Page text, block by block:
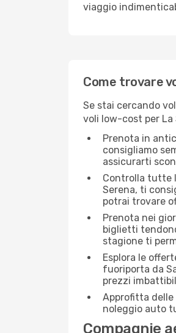
viaggio
Come trovare
Se stai cercando
voli low-cost per La
Prenota in
consigliamo
assicurarti
Controlla tutte
Serena, ti
potrai trovare
Prenota nei
biglietti
stagione ti
Esplora le
fuoriporta da
prezzi
Approfitta delle
noleggio auto
Compagnie